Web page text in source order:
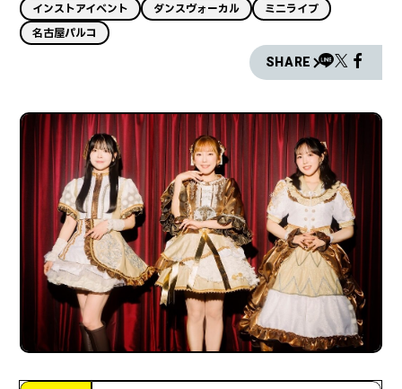
インストアイベント ダンスヴォーカル
ミニライブ
名古屋パルコ
SHARE